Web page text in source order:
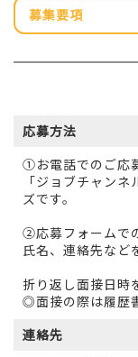
募集要項
応募方法
①お電話でのご応
「ジョブチャン
ズです。
②応募フォームで
氏名、連絡先など
折り返し面接日時
◎面接の際は履歴
連絡先